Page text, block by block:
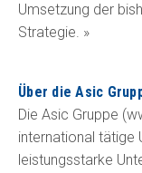
Umsetzung der
Strategie. »
Über die Asic
Die Asic Gruppe
international tätige
leistungsstarke